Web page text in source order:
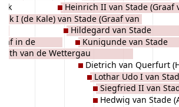
in de
Rheingau,
I (de Kale) van Stade (Graaf van
van de Wettergau
Heinrich II van Stade (Graaf
994-1016)
Hildegard van Stade
Kunigunde van Stade
Dietrich van Querfurt
Lothar Udo I van
976-994)
Siegfried II van
1017-1037)
Hedwig van Stade